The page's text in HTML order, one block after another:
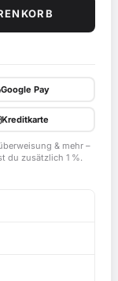
Google Pay
Kreditkarte
& mehr –
du zusätzlich 1 %.